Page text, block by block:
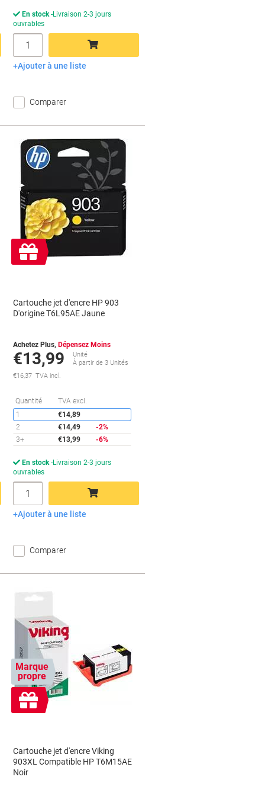
En stock Livraison 2-3 jours
ouvrables
Quantité
Ajouter au panier
Ajouter à une liste
Comparer
Cadeau
gratuit
Cartouche jet d'encre HP 903
D'origine T6L95AE Jaune
Achetez Plus, Dépensez Moins
€13,99
Unité
À partir de 3 Unités
€16,37 TVA incl.
Quantité TVA excl.
1
€14,89
2
€14,49
-2%
3+
€13,99 -6%
En stock Livraison 2-3 jours
ouvrables
Quantité
Ajouter au panier
Ajouter à une liste
Comparer
Marque
propre
Cadeau
gratuit
Cartouche jet d'encre Viking
903XL Compatible HP T6M15AE
Noir